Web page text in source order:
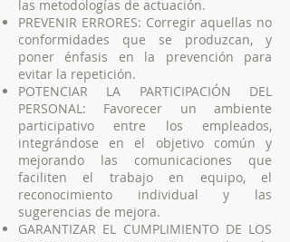
las metodologías de actuación.
PREVENIR ERRORES: Corregir aquellas no
conformidades que se produzcan, y
poner énfasis en la prevención para
evitar la repetición.
POTENCIAR LA PARTICIPACIÓN DEL
PERSONAL: Favorecer un ambiente
participativo entre los empleados,
integrándose en el objetivo común y
mejorando las comunicaciones que
faciliten el trabajo en equipo, el
reconocimiento individual y las
sugerencias de mejora.
GARANTIZAR EL CUMPLIMIENTO DE LOS